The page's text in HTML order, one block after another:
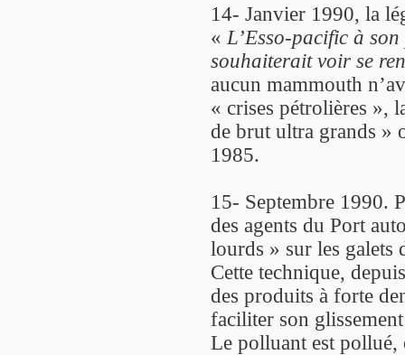
14- Janvier 1990, la
« L’Esso-pacific à
souhaiterait voir se
aucun mammouth
« crises pétrolières »,
de brut ultra grands »
1985.
15- Septembre 1990.
des agents du Port
lourds » sur les galets
Cette technique,
des produits à forte
faciliter son
Le polluant est pollué,